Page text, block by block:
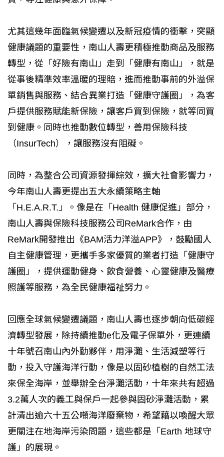
尤其這幾年面臨氣候變遷以及新冠疫情的衝擊，突顯
健康議題的重要性，南山人壽更積極推動商品及服務
轉型，從「好險有南山」走到「健康有南山」，就是
從事後精準效率溫暖的理賠，進而推動事前的外溢保
單銷售與服務、結合異業打造「健康守護圈」，為客
戶提供服務賦能新保險，讓客戶買到保險，就等同買
到健康。同時也推動數位轉型，善用保險科技
（InsurTech），讓服務沒有阻礙。
同時，為整合公司資源發揮綜效，擴大社會影響力，
今年南山人壽更提出五大永續策略主軸
「H.E.A.R.T.」。像是在「Health 健康促進」部分，
南山人壽與保險科技服務公司ReMark合作，由
ReMark開發推出《BAM活力洋溢APP》，鼓勵國人
自主健康管理，更攜手多家優質的業者打造「健康守
護圈」，提供運動健身、飲食營養、心靈健康及醫療
照護等服務，為全民健康福祉努力。
回應全球氣候變遷議題，南山人壽也逐步朝向低碳經
濟轉型發展，除持續推動e化及電子保單外，更連續
十年號召南山內外勤夥伴，用淨灘、生活減塑等行
動，投入守護海洋行動，像是以固砂植樹的自然工法
來保全海岸，並舉辦全台淨灘活動，十年來共有超過
3.2萬人次的義工與保戶一起參與固砂淨灘活動，累
計清出逾六十五公噸海洋廢棄物，希望藉以喚醒大眾
更關注在地海岸污染問題，這些都是「Earth 地球守
護」的展現。